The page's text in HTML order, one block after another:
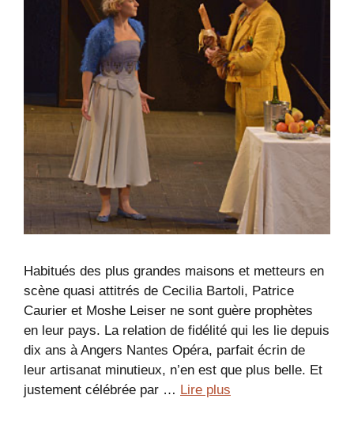
Habitués des plus grandes maisons et metteurs en
scène quasi attitrés de Cecilia Bartoli, Patrice
Caurier et Moshe Leiser ne sont guère prophètes
en leur pays. La relation de fidélité qui les lie depuis
dix ans à Angers Nantes Opéra, parfait écrin de
leur artisanat minutieux, n’en est que plus belle. Et
justement célébrée par … Lire plus